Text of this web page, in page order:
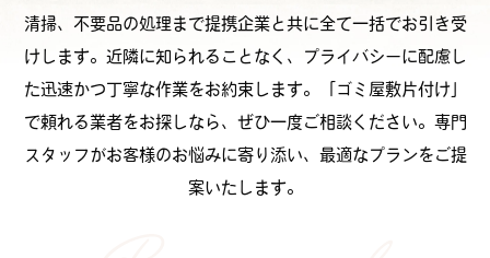
清掃、不要品の処理まで提携企業と共に全て一括でお引き受
けします。近隣に知られることなく、プライバシーに配慮し
た迅速かつ丁寧な作業をお約束します。「ゴミ屋敷片付け」
で頼れる業者をお探しなら、ぜひ一度ご相談ください。専門
スタッフがお客様のお悩みに寄り添い、最適なプランをご提
案いたします。